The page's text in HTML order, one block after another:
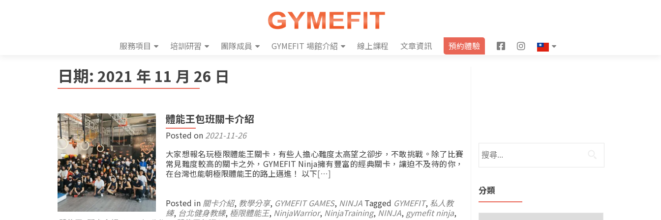
服務項目 培訓研習 團隊成員 GYMEFIT 場館介紹 線上課程 文章資訊 預約體驗
F
k
I
a
日期: 2021 年 11 月 26 日
體能王包班關卡介紹
Posted on 2021-11-26
大家想報名玩極限體能王關卡，有些人擔心難度太高望之卻步，不敢挑戰。除了比賽
常見難度較高的關卡之外，GYMEFIT Ninja擁有豐富的經典關卡，讓迫不及待的你，
在台灣也能朝極限體能王的路上邁進！ 以下[…]
Posted in 關卡介紹, 教學分享, GYMEFIT GAMES, NINJA Tagged GYMEFIT, 私人教
練, 台北健身教練, 極限體能王, NinjaWarrior, NinjaTraining, NINJA, gymefit ninja,
分類